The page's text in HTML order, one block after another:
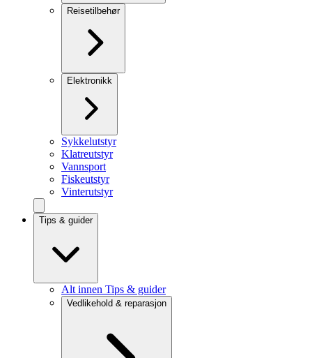
Reisetilbehør
Elektronikk
Sykkelutstyr
Klatreutstyr
Vannsport
Fiskeutstyr
Vinterutstyr
Tips & guider
Alt innen Tips & guider
Vedlikehold & reparasjon